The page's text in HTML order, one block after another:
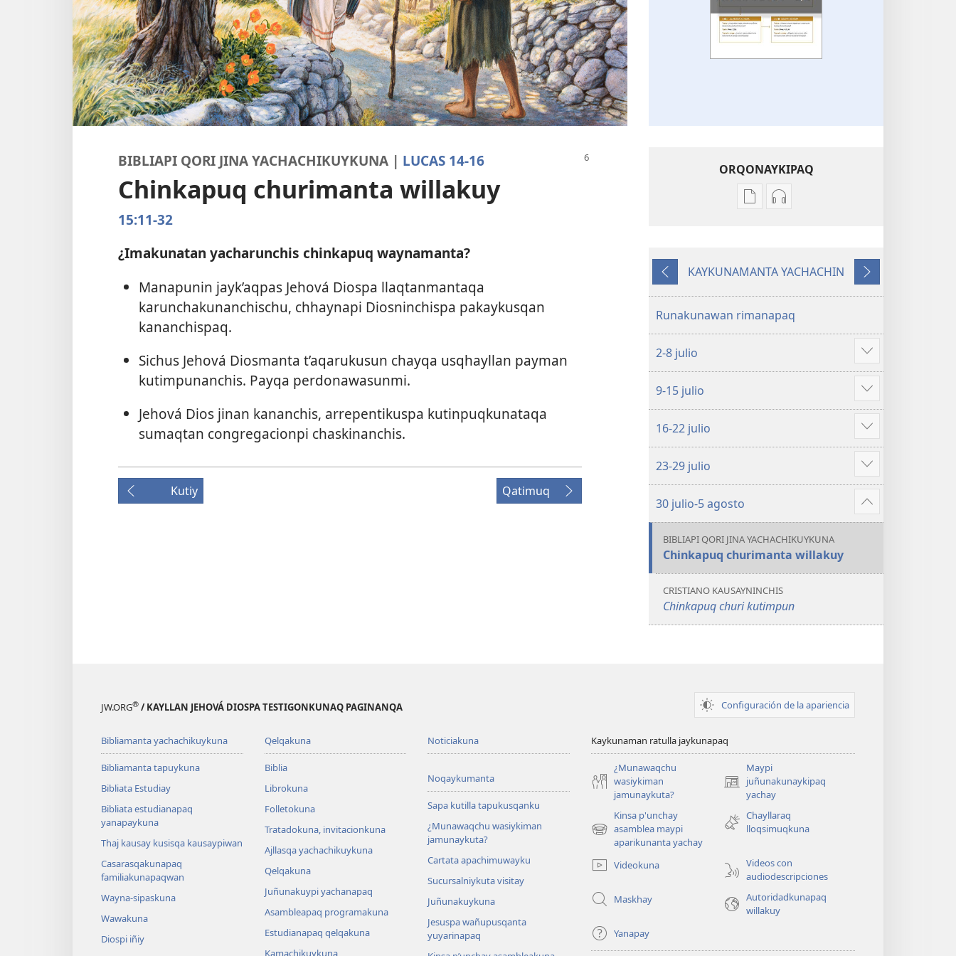
BIBLIAPI QORI JINA YACHACHIKUYKUNA | LUCAS 14-16
Chinkapuq churimanta willakuy
15:11-32
¿Imakunatan yacharunchis chinkapuq waynamanta?
Manapunin jayk’aqpas Jehová Diospa llaqtanmantaqa
karunchakunanchischu, chhaynapi Diosninchispa pakaykusqan
kananchispaq.
Sichus Jehová Diosmanta t’aqarukusun chayqa usqhayllan payman
kutimpunanchis. Payqa perdonawasunmi.
Jehová Dios jinan kananchis, arrepentikuspa kutinpuqkunataqa
sumaqtan congregacionpi chaskinanchis.
Kutiy Qatimuq
ORQONAYKIPAQ
Kaypi
KAUSASUNCHIS,
Julio
Kaypin
DIOSPAQ
KAUSASUNCHIS,
YACHANAPAQ
Kutiy
KAYKUNAMANTA YACHACHIN
Qatimuq
Runakunawan rimanapaq
2-8 julio
Mostrar
más
9-15 julio
Mostrar
más
16-22 julio
Mostrar
más
23-29 julio
Mostrar
más
30 julio-5 agosto
Mostrar
más
BIBLIAPI QORI JINA YACHACHIKUYKUNA
Chinkapuq churimanta willakuy
CRISTIANO KAUSAYNINCHIS
Chinkapuq churi kutimpun
JW.ORG® / KAYLLAN JEHOVÁ DIOSPA TESTIGONKUNAQ PAGINANQA Configuración de la apariencia
Bibliamanta yachachikuykuna
Bibliamanta tapuykuna
Bibliata Estudiay
Bibliata estudianapaq
yanapaykuna
Thaj kausay kusisqa kausaypiwan
Casarasqakunapaq
familiakunapaqwan
Wayna-sipaskuna
Wawakuna
Diospi iñiy
Qelqakuna
Biblia
Librokuna
Folletokuna
Tratadokuna, invitacionkuna
Ajllasqa yachachikuykuna
Qelqakuna
Juñunakuypi yachanapaq
Asambleapaq programakuna
Estudianapaq qelqakuna
Kamachikuykuna
Noticiakuna
Noqaykumanta
Sapa kutilla tapukusqanku
¿Munawaqchu wasiykiman
jamunaykuta?
Cartata apachimuwayku
Sucursalniykuta visitay
Juñunakuykuna
Jesuspa wañupusqanta
yuyarinapaq
Kaykunaman ratulla jaykunapaq
¿Munawaqchu
wasiykiman
jamunaykuta?
Maypi
juñunakunaykipaq
yachay
(abre
nueva
ventana)
Kinsa p'unchay
asamblea maypi
aparikunanta yachay
(abre
nueva
Chayllaraq
lloqsimuqkuna
Videokuna
Videos con
audiodescripciones
Maskhay
Autoridadkunapaq
willakuy
Yanapay